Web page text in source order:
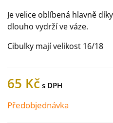
Je velice oblíbená hlavně
dlouho vydrží ve váze.
Cibulky mají velikost 16/18
65 Kč
Předobjednávka